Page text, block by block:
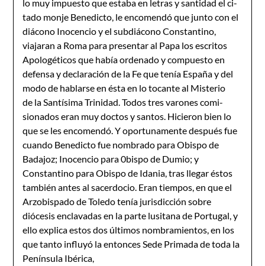
lo muy impuesto que estaba en letras y santidad el ci­
tado monje Benedicto, le encomendó que junto con el
diácono Inocencio y el subdiácono Cons­tantino,
viajaran a Roma para presentar al Papa los escritos
Apologéticos que había orde­nado y compuesto en
defensa y declaración de la Fe que tenía España y del
modo de hablar­se en ésta en lo tocante al Misterio
de la Santísima Trinidad. Todos tres varones comi­
sionados eran muy doctos y santos. Hicieron bien lo
que se les encomendó. Y oportunamen­te después fue
cuando Benedicto fue nombrado para Obispo de
Badajoz; Inocencio para 0­bispo de Dumio; y
Constantino para Obispo de Idania, tras llegar éstos
también antes al sacerdocio. Eran tiempos, en que el
Arzobispado de Toledo tenía jurisdicción sobre
diócesis enclavadas en la parte lusitana de Portugal, y
ello explica estos dos últimos nombra­mientos, en los
que tanto influyó la entonces Sede Primada de toda la
Península Ibérica,